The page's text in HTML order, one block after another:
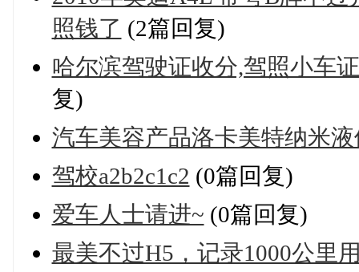
照钱了 (2篇回复)
哈尔滨驾驶证收分,驾照小车
复)
汽车美容产品洛卡美特纳米
驾校a2b2c1c2 (0篇回复)
爱车人士请进~ (0篇回复)
最美不过H5，记录1000公里